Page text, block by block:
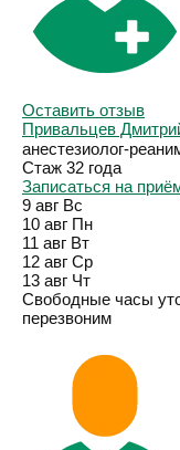
Оставить отзыв
Привальцев
анестезиолог-
Стаж 32 года
Записаться на
9 авг Вс
10 авг Пн
11 авг Вт
12 авг Ср
13 авг Чт
Свободные часы
перезвоним